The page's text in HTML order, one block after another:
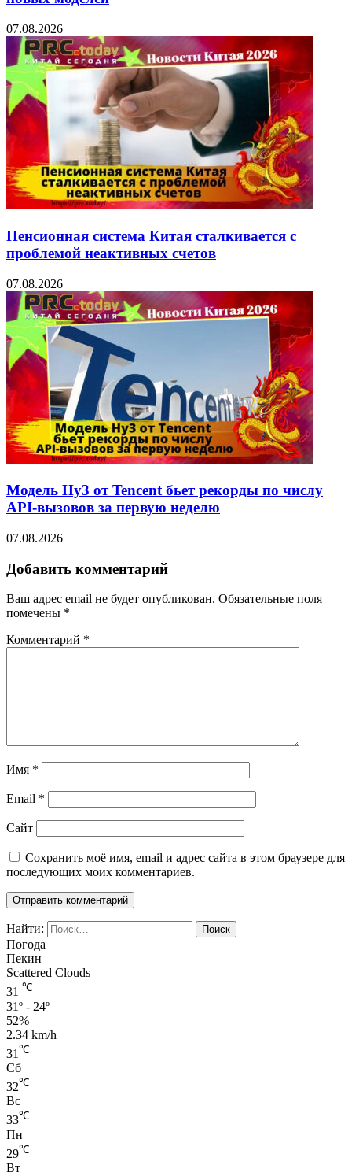
07.08.2026
Пенсионная система Китая сталкивается с
проблемой неактивных счетов
07.08.2026
Модель Hy3 от Tencent бьет рекорды по числу
API-вызовов за первую неделю
07.08.2026
Добавить комментарий
Ваш адрес email не будет опубликован. Обязательные поля
помечены *
Комментарий *
Имя *
Email *
Сайт
Сохранить моё имя, email и адрес сайта в этом браузере для
последующих моих комментариев.
Найти:
Погода
Пекин
Scattered Clouds
31 ℃
31º - 24º
52%
2.34 km/h
31 ℃
Сб
32℃
Вс
33℃
Пн
29℃
Вт